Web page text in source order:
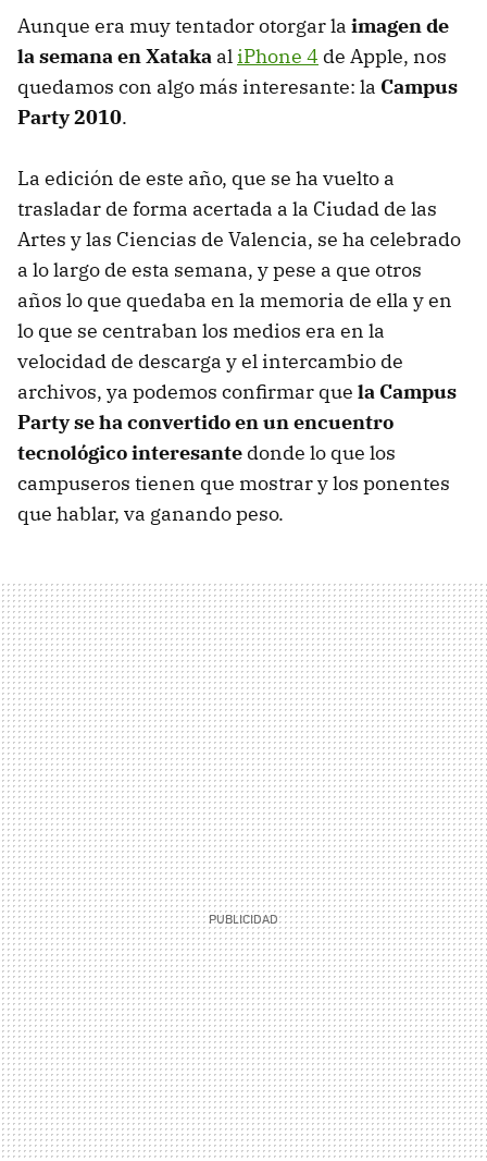
Aunque era muy tentador otorgar la imagen de
la semana en Xataka aliPhone 4 de Apple, nos
quedamos con algo más interesante: la Campus
Party 2010.
La edición de este año, que se ha vuelto a
trasladar de forma acertada a la Ciudad de las
Artes y las Ciencias de Valencia, se ha celebrado
a lo largo de esta semana, y pese a que otros
años lo que quedaba en la memoria de ella y en
lo que se centraban los medios era en la
velocidad de descarga y el intercambio de
archivos, ya podemos confirmar que la Campus
Party se ha convertido en un encuentro
tecnológico interesante donde lo que los
campuseros tienen que mostrar y los ponentes
que hablar, va ganando peso.